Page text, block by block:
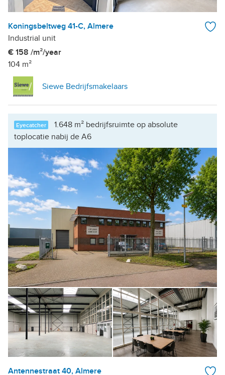
Koningsbeltweg 41-C, Almere
Industrial unit
€ 158 /m²/year
104 m²
Siewe Bedrijfsmakelaars
Eyecatcher
1.648 m² bedrijfsruimte op absolute
toplocatie nabij de A6
Antennestraat 40, Almere